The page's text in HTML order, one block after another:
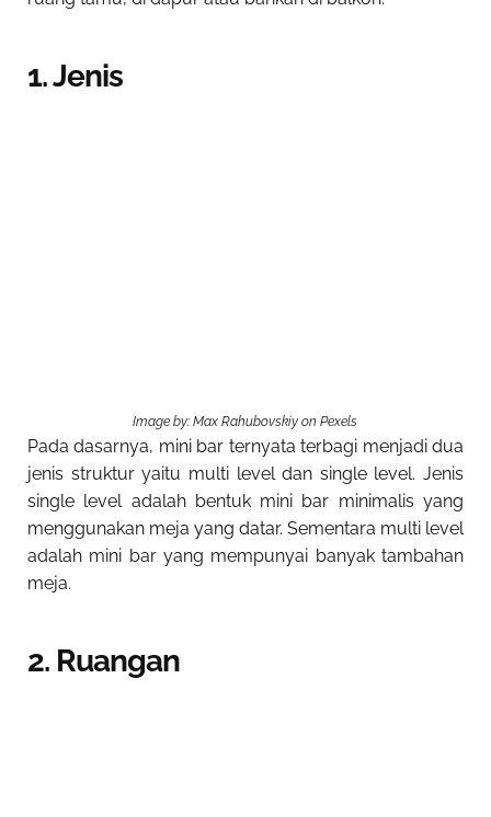
1. Jenis
Image by: Max Rahubovskiy on Pexels
Pada dasarnya, mini bar ternyata terbagi menjadi dua
jenis struktur yaitu multi level dan single level. Jenis
single level adalah bentuk mini bar minimalis yang
menggunakan meja yang datar. Sementara multi level
adalah mini bar yang mempunyai banyak tambahan
meja.
2. Ruangan